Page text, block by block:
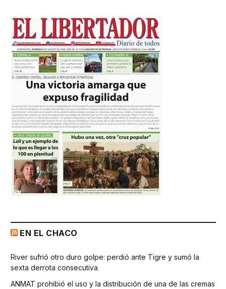
EN EL CHACO
River sufrió otro duro golpe: perdió ante Tigre y sumó la
sexta derrota consecutiva
ANMAT prohibió el uso y la distribución de una de las cremas